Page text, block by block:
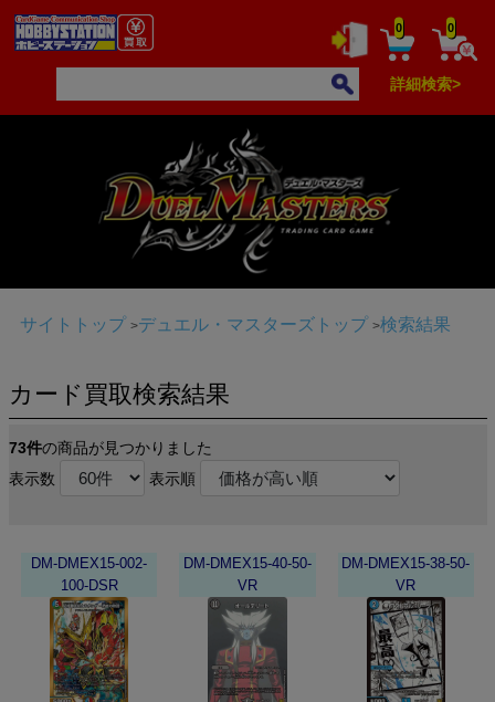
0 0
詳細検索>
サイトトップ デュエル・マスターズトップ 検索結果
カード買取検索結果
73件の商品が見つかりました
表示数
表示順
DM-DMEX15-002-
100-DSR
DM-DMEX15-40-50-
VR
DM-DMEX15-38-50-
VR